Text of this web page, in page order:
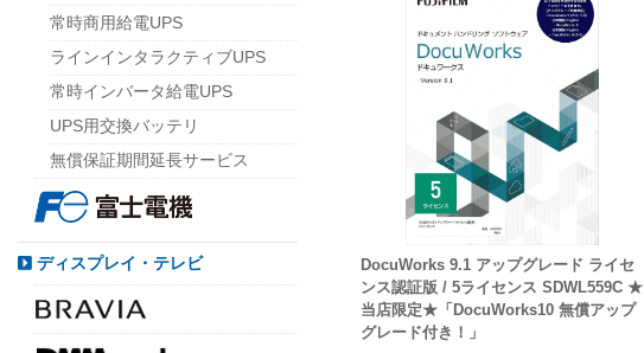
DocuWorks 9.1 アップグレード ライセ
ンス認証版 / 5ライセンス SDWL559C ★
当店限定★「DocuWorks10 無償アップ
グレード付き！」
常時商用給電UPS
ラインインタラクティブUPS
常時インバータ給電UPS
UPS用交換バッテリ
無償保証期間延長サービス
ディスプレイ・テレビ